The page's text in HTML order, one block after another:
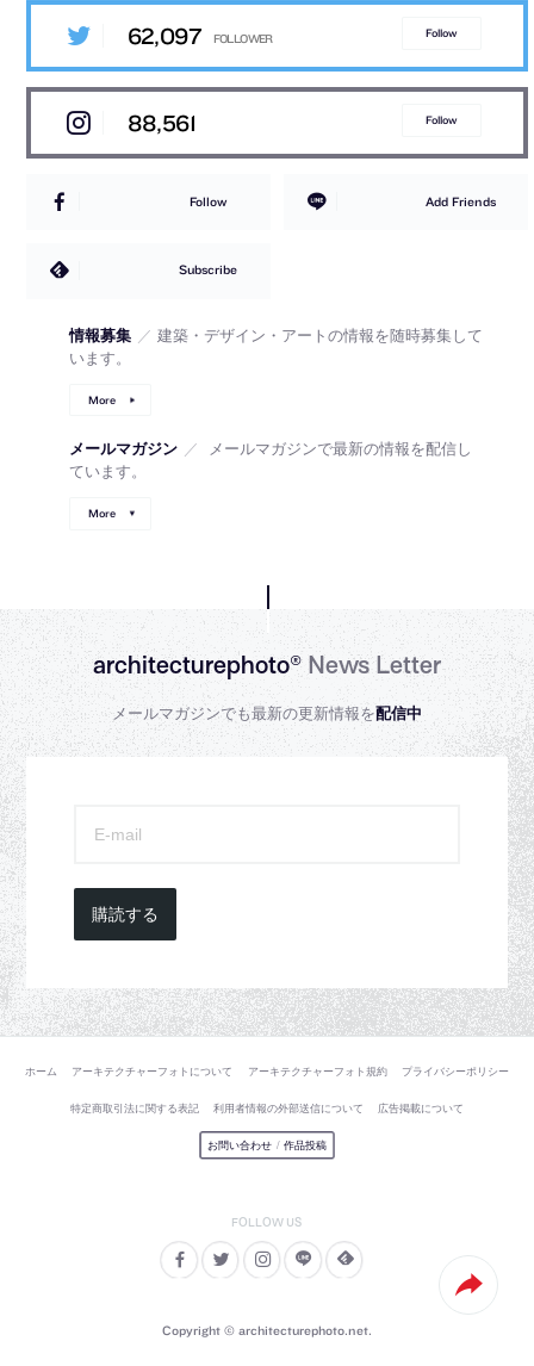
62,097 Follow
88,561 Follow
Follow Add Friends
Subscribe
情報募集 ／ 建築・デザイン・アートの情報を随時募集して
います。
More
メールマガジン ／
メールマガジンで最新の情報を配信し
ています。
More
architecturephoto®News Letter
メールマガジンでも最新の更新情報を配信中
購読する
ホーム アーキテクチャーフォトについて アーキテクチャーフォト規約 プライバシーポリシー
特定商取引法に関する表記 利用者情報の外部送信について 広告掲載について
お問い合わせ / 作品投稿
Copyright © architecturephoto.net.